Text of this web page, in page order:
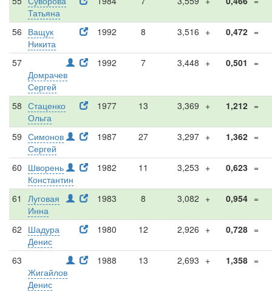
Татьяна
56 Ващук
Никита
1992 8 3,516 + 0,472 =
57
Домрачев
Сергей
1992 7 3,448 + 0,501 =
58 Стаценко
Ольга
1977 13 3,369 + 1,212 =
59 Симонов
Сергей
1987 27 3,297 + 1,362 =
60 Шворень
Константин
1982 11 3,253 + 0,623 =
61
Луговая
Инна
1983 8 3,082 + 0,954 =
62 Шадура
Денис
1980 12 2,926 + 0,728 =
63
Жигайлов
Денис
1988 13 2,693 + 1,358 =